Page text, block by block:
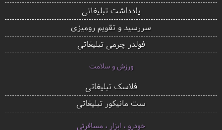
یادداشت تبلیغاتی
سررسید و تقویم رومیزی
فولدر چرمی تبلیغاتی
ورزش و سلامت
فلاسک تبلیغاتی
ست مانیکور تبلیغاتی
خودرو ، ابزار ، مسافرتی